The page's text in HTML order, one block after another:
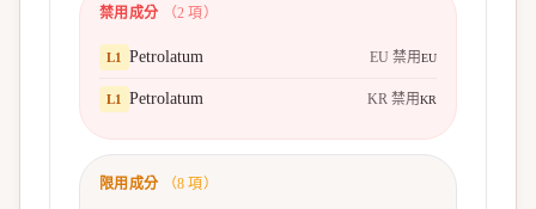
禁用成分 （2 項）
L1 Petrolatum EU 禁用EU
L1 Petrolatum KR 禁用KR
限用成分 （8 項）